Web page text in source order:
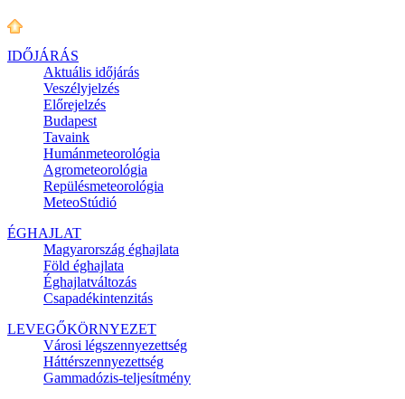
IDŐJÁRÁS
Aktuális időjárás
Veszélyjelzés
Előrejelzés
Budapest
Tavaink
Humánmeteorológia
Agrometeorológia
Repülésmeteorológia
MeteoStúdió
ÉGHAJLAT
Magyarország éghajlata
Föld éghajlata
Éghajlatváltozás
Csapadékintenzitás
LEVEGŐKÖRNYEZET
Városi légszennyezettség
Háttérszennyezettség
Gammadózis-teljesítmény